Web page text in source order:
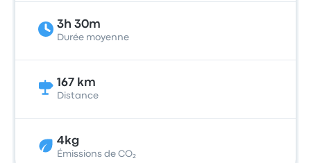
3h 30m
Durée moyenne
167 km
Distance
4kg
Émissions de CO₂